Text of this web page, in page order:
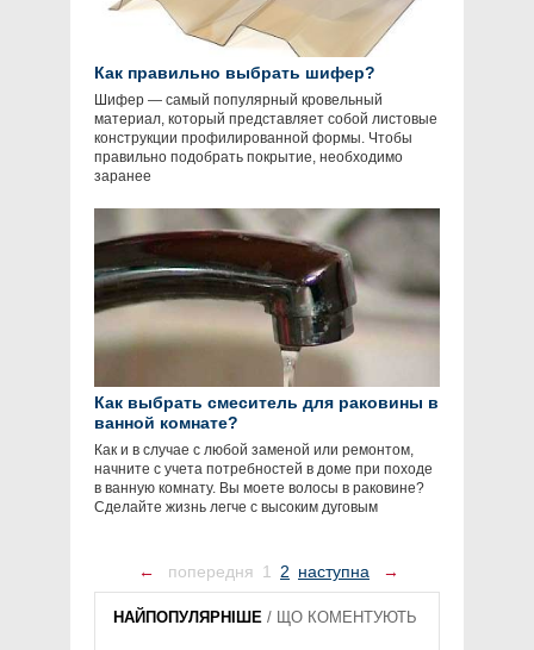
Как правильно выбрать шифер?
Шифер — самый популярный кровельный
материал, который представляет собой листовые
конструкции профилированной формы. Чтобы
правильно подобрать покрытие, необходимо
заранее
Как выбрать смеситель для раковины в
ванной комнате?
Как и в случае с любой заменой или ремонтом,
начните с учета потребностей в доме при походе
в ванную комнату. Вы моете волосы в раковине?
Сделайте жизнь легче с высоким дуговым
← попередня 1 2 наступна →
НАЙПОПУЛЯРНІШЕ / ЩО КОМЕНТУЮТЬ